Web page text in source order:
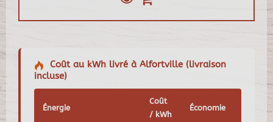
Coût au kWh livré à Alfortville (livraison
incluse)
Énergie
Coût
/ kWh
Économie